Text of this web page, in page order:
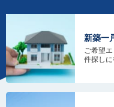
新築一
ご希望
件探しに